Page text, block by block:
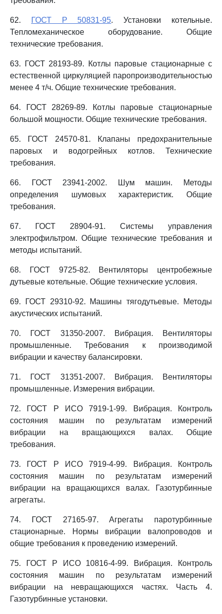
62. ГОСТ Р 50831-95. Установки котельные.
Тепломеханическое оборудование. Общие
технические требования.
63. ГОСТ 28193-89. Котлы паровые стационарные с
естественной циркуляцией паропроизводительностью
менее 4 т/ч. Общие технические требования.
64. ГОСТ 28269-89. Котлы паровые стационарные
большой мощности. Общие технические требования.
65. ГОСТ 24570-81. Клапаны предохранительные
паровых и водогрейных котлов. Технические
требования.
66. ГОСТ 23941-2002. Шум машин. Методы
определения шумовых характеристик. Общие
требования.
67. ГОСТ 28904-91. Системы управления
электрофильтром. Общие технические требования и
методы испытаний.
68. ГОСТ 9725-82. Вентиляторы центробежные
дутьевые котельные. Общие технические условия.
69. ГОСТ 29310-92. Машины тягодутьевые. Методы
акустических испытаний.
70. ГОСТ 31350-2007. Вибрация. Вентиляторы
промышленные. Требования к производимой
вибрации и качеству балансировки.
71. ГОСТ 31351-2007. Вибрация. Вентиляторы
промышленные. Измерения вибрации.
72. ГОСТ Р ИСО 7919-1-99. Вибрация. Контроль
состояния машин по результатам измерений
вибрации на вращающихся валах. Общие
требования.
73. ГОСТ Р ИСО 7919-4-99. Вибрация. Контроль
состояния машин по результатам измерений
вибрации на вращающихся валах. Газотурбинные
агрегаты.
74. ГОСТ 27165-97. Агрегаты паротурбинные
стационарные. Нормы вибрации валопроводов и
общие требования к проведению измерений.
75. ГОСТ Р ИСО 10816-4-99. Вибрация. Контроль
состояния машин по результатам измерений
вибрации на невращающихся частях. Часть 4.
Газотурбинные установки.